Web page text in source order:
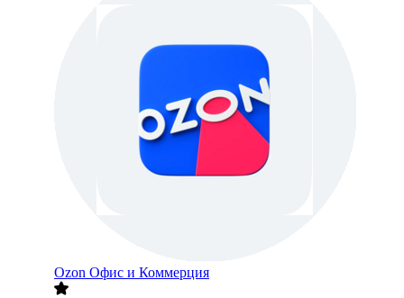
Ozon Офис и Коммерция